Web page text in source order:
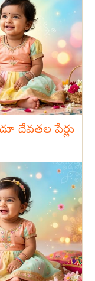
దేవతల పేర్లు